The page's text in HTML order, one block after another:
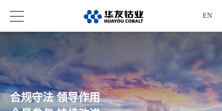
EN
合规守法 领导作用